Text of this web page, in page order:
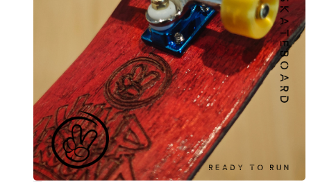
Små fingerskateboard hjul med ægte ABEC 7 HIGH SPEED
kuglelejer.
Lavet af en special plast formular kaldet PEAK
Pakken indeholder: 4 stk CNC lavet Jump Around PRO
Fingerboardhjul.
Brede X højde: 8.6mm X 5.0mm – Bowl model